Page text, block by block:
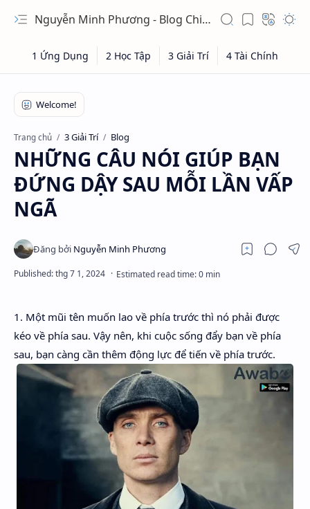
Nguyễn Minh Phương - Blog Chia sẻ Kiến thức Chứng khoán & Tài liệu Toán học
Hidden Menu
Hidden Menu
Trang chủ 3 Giải Trí Blog
NHỮNG CÂU NÓI GIÚP BẠN
ĐỨNG DẬY SAU MỖI LẦN VẤP
NGÃ
1. Một mũi tên muốn lao về phía trước thì nó phải được
kéo về phía sau. Vậy nên, khi cuộc sống đẩy bạn về phía
sau, bạn càng cần thêm động lực để tiến về phía trước.